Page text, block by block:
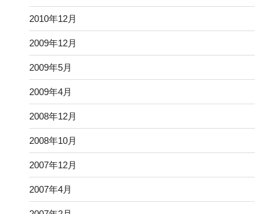
2010年12月
2009年12月
2009年5月
2009年4月
2008年12月
2008年10月
2007年12月
2007年4月